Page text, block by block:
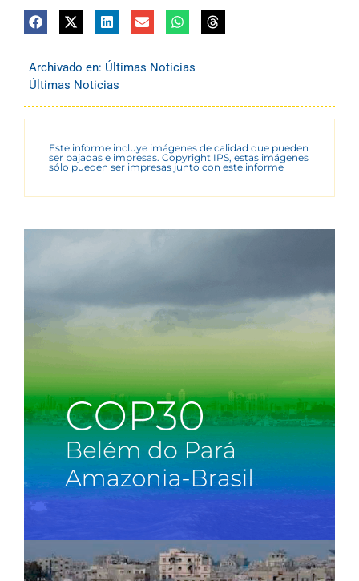
Archivado en: Últimas Noticias
Últimas Noticias
Este informe incluye imágenes de calidad que pueden
ser bajadas e impresas. Copyright IPS, estas imágenes
sólo pueden ser impresas junto con este informe